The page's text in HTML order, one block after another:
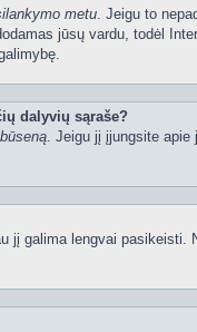
metu. Jeigu to
jūsų vardu, todėl
dalyvių sąraše?
. Jeigu jį įjungsite apie
jį galima lengvai